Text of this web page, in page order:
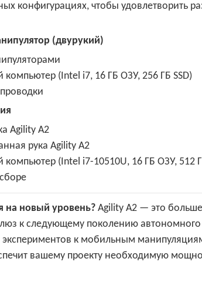
конфигурациях, чтобы удовлетворить
(двурукий)
(Intel i7, 16 ГБ ОЗУ, 256 ГБ SSD)
Agility A2
рука Agility A2
(Intel i7-10510U, 16 ГБ ОЗУ, 512
на новый уровень?Agility A2 — это
к следующему поколению автономного
к мобильным
вашему проекту необходимую